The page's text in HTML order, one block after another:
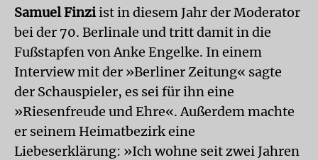
Samuel Finziist in diesem Jahr der Moderator
bei der 70. Berlinale und tritt damit in die
Fußstapfen von Anke Engelke. In einem
Interview mit der »Berliner Zeitung« sagte
der Schauspieler, es sei für ihn eine
»Riesenfreude und Ehre«. Außerdem machte
er seinem Heimatbezirk eine
Liebeserklärung: »Ich wohne seit zwei Jahren